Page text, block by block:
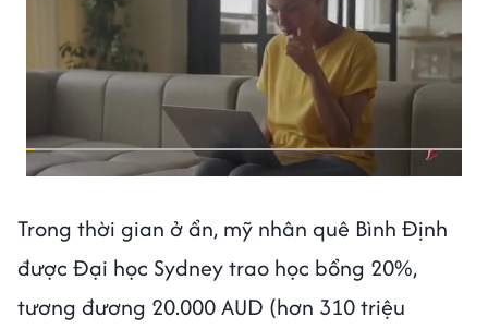
Trong thời gian ở ẩn, mỹ nhân quê Bình Định
được Đại học Sydney trao học bổng 20%,
tương đương 20.000 AUD (hơn 310 triệu